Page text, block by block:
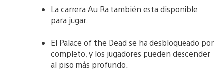
La carrera Au Ra también esta disponible
para jugar.
El Palace of the Dead se ha desbloqueado por
completo, y los jugadores pueden descender
al piso más profundo.